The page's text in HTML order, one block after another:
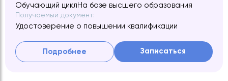
Обучающий циклНа базе высшего образования
Получаемый документ:
Удостоверение о повышении квалификации
Подробнее Записаться